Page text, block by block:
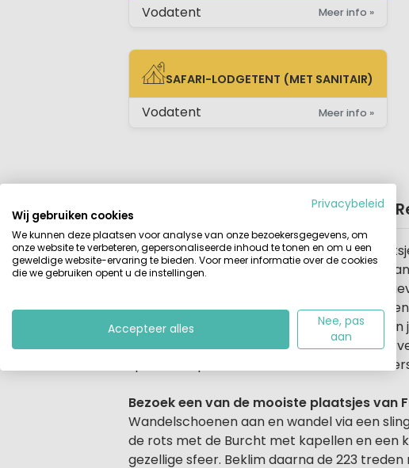
Vodatent Meer info »
SAFARI-LODGETENT (MET SANITAIR)
SAFARI-LODGETENT (MET SANITAIR)
Vodatent Meer info »
Beschrijving AccommodatiesKaart
Beschrijving
Op korte afstand van het charmante
Le Roc. Je vindt hier een goede mix van
(of zonder) en beleef het echte
peuterbad. Wil je graag actief bezig zijn
aangeboden worden. Na een dag buiten
dag op je eigen terras met een ontbijt met
speeltuin, sportveld en binnen staan er
Bezoek een van de mooiste plaatsjes van
Wandelschoenen aan en wandel via een
de rots met de Burcht met kapellen en een
gezellige sfeer. Beklim daarna de 223
Privacybeleid
Wij gebruiken cookies
We kunnen deze plaatsen voor analyse van onze bezoekersgegevens, om
onze website te verbeteren, gepersonaliseerde inhoud te tonen en om u een
geweldige website-ervaring te bieden. Voor meer informatie over de cookies
die we gebruiken opent u de instellingen.
Accepteer alles
Nee, pas
aan